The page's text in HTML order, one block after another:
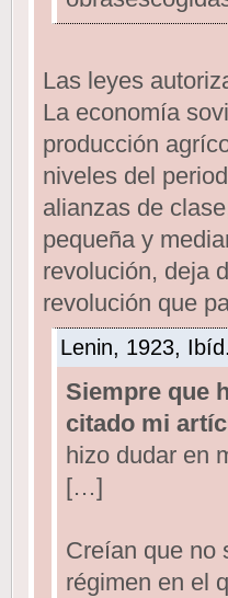
Las leyes
La economía
producción
niveles del
alianzas de
pequeña y
revolución, deja
revolución que
Lenin, 1923,
Siempre que
citado mi
hizo dudar en
[…]
Creían que no
régimen en el